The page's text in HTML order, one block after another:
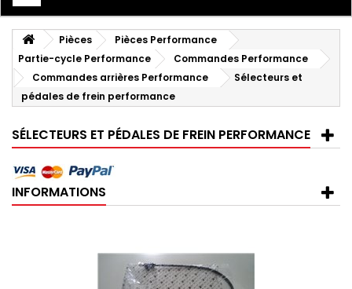
HOME
Pièces
Pièces Performance
Partie-cycle Performance
Commandes Performance
Commandes arrières Performance
Sélecteurs et
pédales de frein performance
SÉLECTEURS ET PÉDALES DE FREIN PERFORMANCE
INFORMATIONS